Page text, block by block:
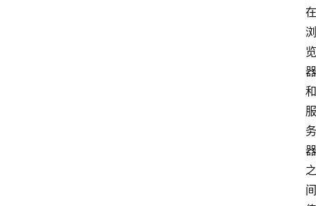
在
浏
览
器
和
服
务
器
之
间